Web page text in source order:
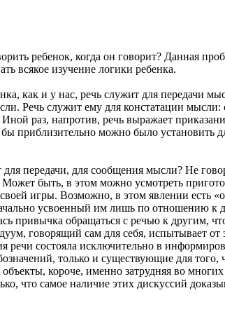
ребенок, когда он говорит? Данная
всякое изучение логики ребенка.
как и у нас, речь служит для передачи
Речь служит ему для констатации
раз, напротив, речь выражает
приблизительно можно было
передачи, для сообщения мысли? Не
быть, в этом можно усмотреть
игры. Возможно, в этом явлении есть
усвоенный им лишь по отношению к
привычка обращаться с речью к
говорящий сам для себя, испытывает от
состояла исключительно в
только и существующие для
короче, именно затрудняя во многих
что самое наличие этих дискуссий